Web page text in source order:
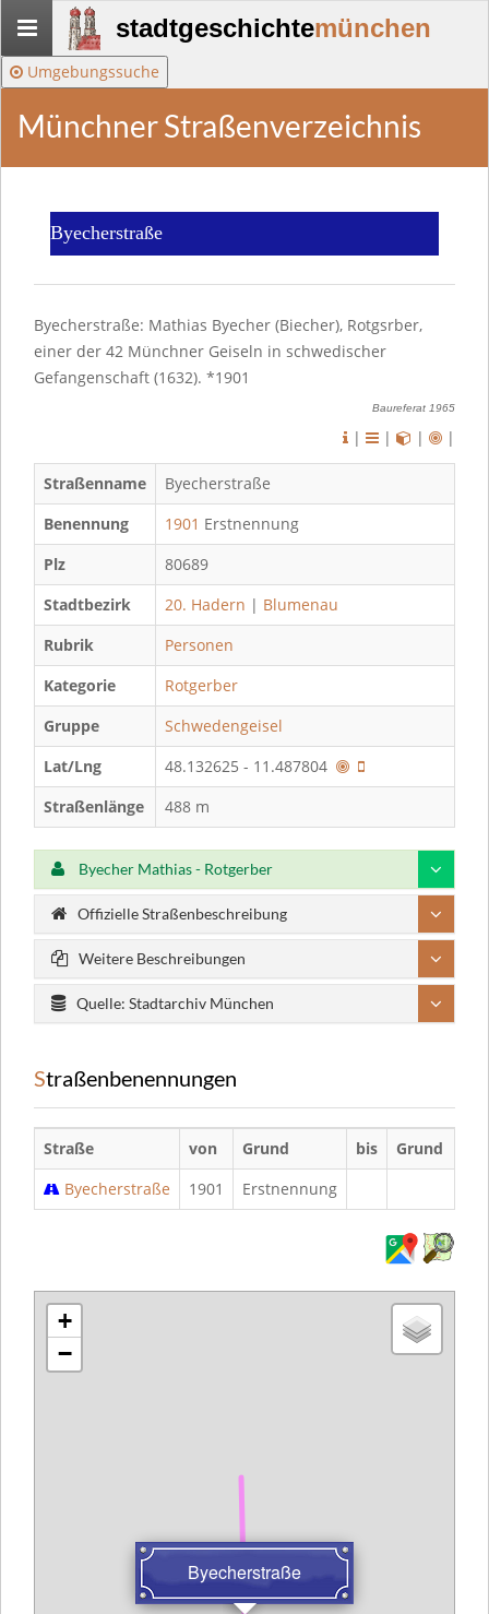
Stadtgeschichte-
München
stadtgeschichtemünchen
Umgebungssuche
Münchner Straßenverzeichnis
Byecherstraße
Byecherstraße: Mathias Byecher (Biecher), Rotgsrber,
einer der 42 Münchner Geiseln in schwedischer
Gefangenschaft (1632). *1901
Baureferat 1965
| | | |
Straßenname
Byecherstraße
Benennung
1901 Erstnennung
Plz
80689
Stadtbezirk
20. Hadern | Blumenau
Rubrik
Personen
Kategorie
Rotgerber
Gruppe
Schwedengeisel
Lat/Lng
48.132625 - 11.487804
Straßenlänge
488 m
Byecher Mathias - Rotgerber
Offizielle Straßenbeschreibung
Weitere Beschreibungen
Quelle: Stadtarchiv München
Straßenbenennungen
Straße von Grund bis
Grund
Byecherstraße
1901 Erstnennung
Byecherstraße
+
−